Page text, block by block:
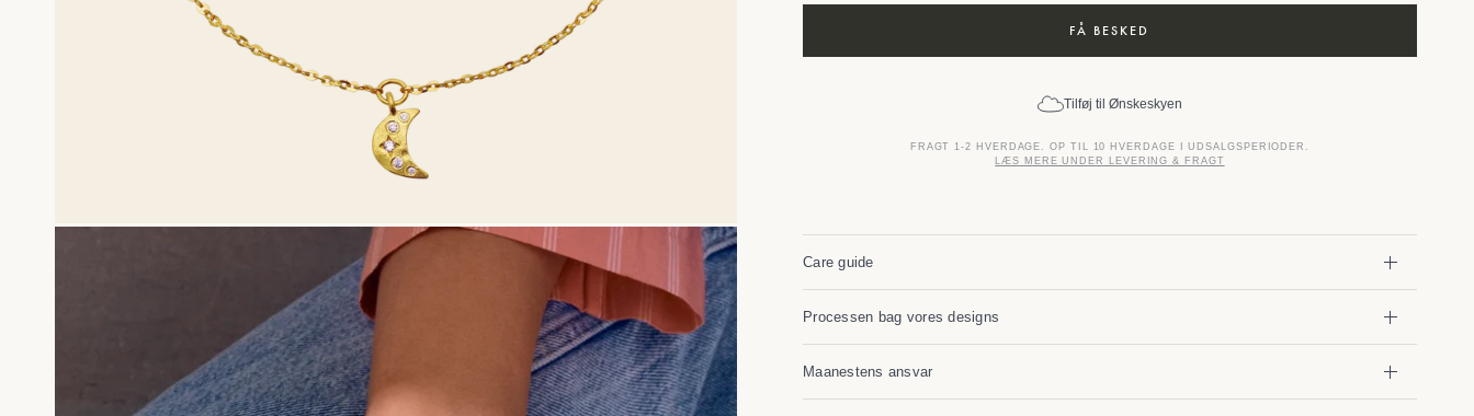
FÅ BESKED
Tilføj til Ønskeskyen
FRAGT 1-2 HVERDAGE. OP TIL 10 HVERDAGE I UDSALGSPERIODER.
LÆS MERE UNDER LEVERING & FRAGT
Care guide
Processen bag vores designs
Maanestens ansvar